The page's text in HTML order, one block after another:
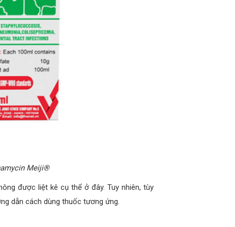
Meiji®
được liệt kê cụ thể ở đây. Tuy nhiên, tùy
dẫn cách dùng thuốc tương ứng.